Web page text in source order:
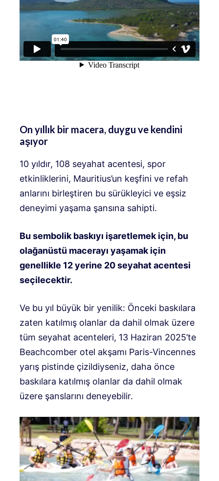
On yıllık bir macera, duygu ve kendini
aşıyor
10 yıldır, 108 seyahat acentesi, spor
etkinliklerini, Mauritius’un keşfini ve refah
anlarını birleştiren bu sürükleyici ve eşsiz
deneyimi yaşama şansına sahipti.
Bu sembolik baskıyı işaretlemek için, bu
olağanüstü macerayı yaşamak için
genellikle 12 yerine 20 seyahat acentesi
seçilecektir.
Ve bu yıl büyük bir yenilik: Önceki baskılara
zaten katılmış olanlar da dahil olmak üzere
tüm seyahat acenteleri, 13 Haziran 2025’te
Beachcomber otel akşamı Paris-Vincennes
yarış pistinde çizildiyseniz, daha önce
baskılara katılmış olanlar da dahil olmak
üzere şanslarını deneyebilir.